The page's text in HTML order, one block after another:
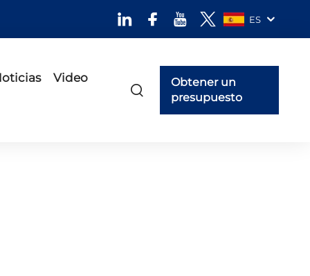
ES
Video
Obtener un
presupuesto